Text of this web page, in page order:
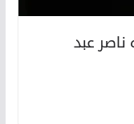
عبد